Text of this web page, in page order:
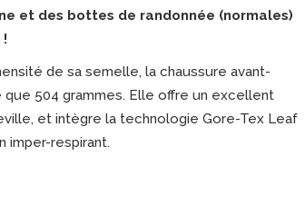
et des bottes de randonnée (normales)
de sa semelle, la chaussure avant-
que 504 grammes. Elle offre un excellent
et intègre la technologie Gore-Tex Leaf
imper-respirant.